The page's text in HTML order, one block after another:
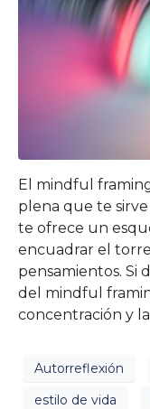
El mindful
plena que te
te ofrece un
encuadrar el
pensamientos. Si
del mindful
concentración y
Autorreflexión
estilo de vida